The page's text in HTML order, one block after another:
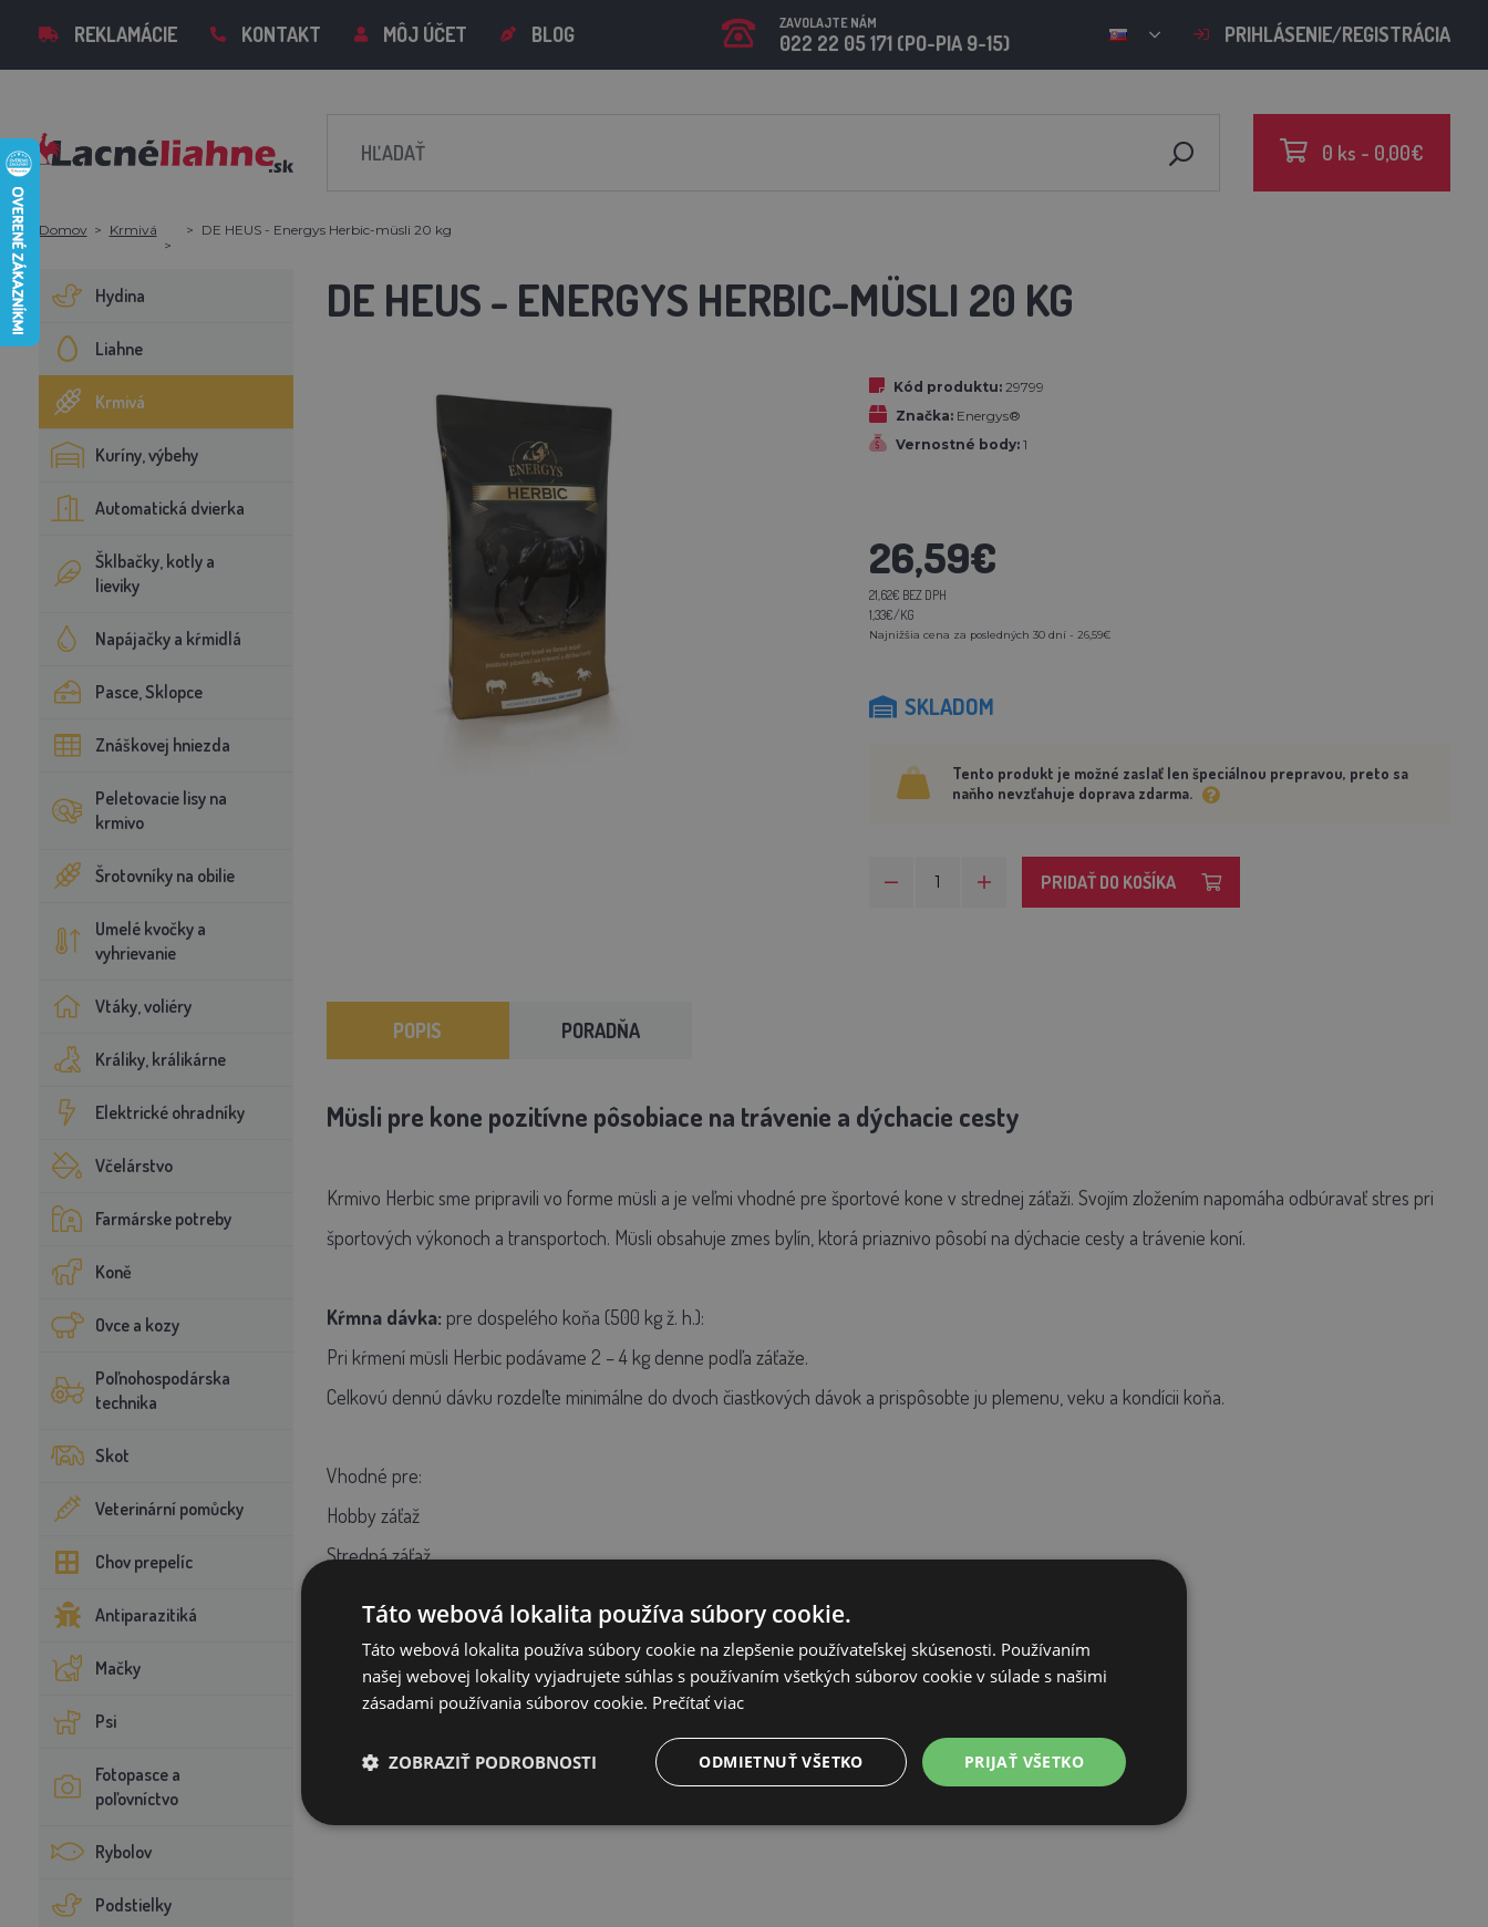
REKLAMÁCIE KONTAKT MÔJ ÚČET BLOG ZAVOLAJTE NÁM
022 22 05 171 (PO-PIA 9-15) PRIHLÁSENIE/REGISTRÁCIA
0 ks - 0,00€
Domov Krmivá DE HEUS - Energys Herbic-müsli 20 kg
Hydina
Liahne
Krmivá
Kuríny, výbehy
Automatická dvierka
Šklbačky, kotly a
lieviky
Napájačky a kŕmidlá
Pasce, Sklopce
Znáškovej hniezda
Peletovacie lisy na
krmivo
Šrotovníky na obilie
Umelé kvočky a
vyhrievanie
Vtáky, voliéry
Králiky, králikárne
Elektrické ohradníky
Včelárstvo
Farmárske potreby
Koně
Ovce a kozy
Poľnohospodárska
technika
Skot
Veterinární pomůcky
Chov prepelíc
Antiparazitiká
Mačky
Psi
Fotopasce a
poľovníctvo
Rybolov
Podstielky
DE HEUS - ENERGYS HERBIC-MÜSLI 20 KG
Kód produktu: 29799
Značka: Energys®
Vernostné body: 1
26,59€
21,62€ BEZ DPH
1,33€/KG
Najnižšia cena za posledných 30 dní - 26,59€
SKLADOM
Tento produkt je možné zaslať len špeciálnou prepravou, preto sa
naňho nevzťahuje doprava zdarma.
PRIDAŤ DO KOŠÍKA
POPIS PORADŇA
Müsli pre kone pozitívne pôsobiace na trávenie a dýchacie cesty
Krmivo Herbic sme pripravili vo forme müsli a je veľmi vhodné pre športové kone v strednej záťaži. Svojím zložením napomáha odbúravať stres pri
športových výkonoch a transportoch. Müsli obsahuje zmes bylín, ktorá priaznivo pôsobí na dýchacie cesty a trávenie koní.
Kŕmna dávka: pre dospelého koňa (500 kg ž. h.):
Pri kŕmení müsli Herbic podávame 2 – 4 kg denne podľa záťaže.
Celkovú dennú dávku rozdeľte minimálne do dvoch čiastkových dávok a prispôsobte ju plemenu, veku a kondícii koňa.
Vhodné pre:
Hobby záťaž
Stredná záťaž
Balenie: 20 kg - müsli
Táto webová lokalita používa súbory cookie.
Táto webová lokalita používa súbory cookie na zlepšenie používateľskej skúsenosti. Používaním
našej webovej lokality vyjadrujete súhlas s používaním všetkých súborov cookie v súlade s našimi
zásadami používania súborov cookie. Prečítať viac
PRIJAŤ VŠETKO
ODMIETNUŤ VŠETKO
ZOBRAZIŤ PODROBNOSTI